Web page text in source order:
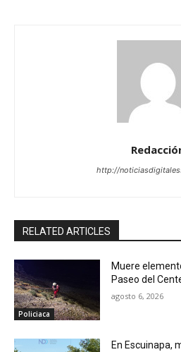
http://
RELATED ARTICLES
Policiaca
Muere
Paseo del
agosto 6, 2026
En Escuinapa,